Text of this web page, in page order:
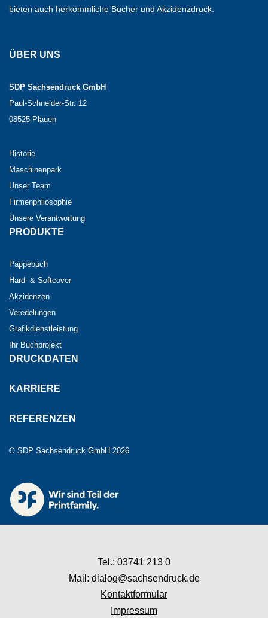
bieten auch herkömmliche Bücher und Akzidenzdruck.
ÜBER UNS
SDP Sachsendruck GmbH
Paul-Schneider-Str. 12
08525 Plauen
Historie
Maschinenpark
Unser Team
Firmenphilosophie
Unsere Verantwortung
PRODUKTE
Pappebuch
Hard- & Softcover
Akzidenzen
Veredelungen
Grafikdienstleistung
Ihr Buchprojekt
DRUCKDATEN
KARRIERE
REFERENZEN
© SDP Sachsendruck GmbH 2026
Tel.: 03741 213 0
Mail: dialog@sachsendruck.de
Kontaktformular
Impressum